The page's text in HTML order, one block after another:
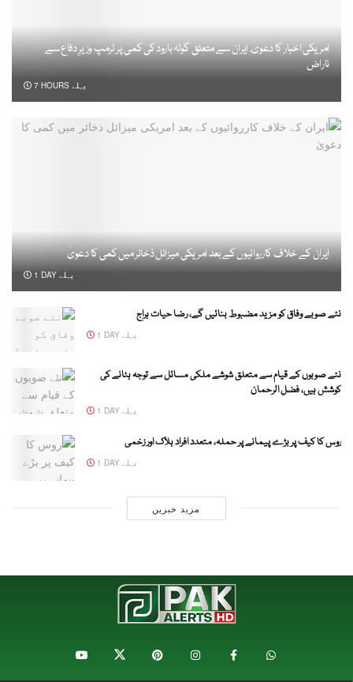
امریکی اخبار کا دعویٰ، ایران سے متعلق گولہ بارود کی کمی پر ٹرمپ وزیرِ دفاع سے
ناراض
7 HOURS پہلے
ایران کے خلاف کارروائیوں کے بعد امریکی میزائل ذخائر میں کمی کا دعویٰ
1 DAY پہلے
نئے صوبے وفاق کو مزید مضبوط بنائیں گے، رضا حیات ہراج
1 DAY پہلے
نئے صوبوں کے قیام سے متعلق شوشے ملکی مسائل سے توجہ ہٹانے کی
کوشش ہیں، فضل الرحمان
1 DAY پہلے
روس کا کیف پر بڑے پیمانے پر حملہ، متعدد افراد ہلاک اور زخمی
1 DAY پہلے
مزید خبریں